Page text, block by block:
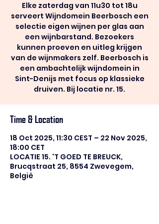
Elke zaterdag van 11u30 tot 18u
serveert Wijndomein Beerbosch een
selectie eigen wijnen per glas aan
een wijnbarstand. Bezoekers
kunnen proeven en uitleg krijgen
van de wijnmakers zelf. Beerbosch is
een ambachtelijk wijndomein in
Sint-Denijs met focus op klassieke
druiven. Bij locatie nr. 15.
Time & Location
18 Oct 2025, 11:30 CEST – 22 Nov 2025,
18:00 CET
LOCATIE 15. 'T GOED TE BREUCK,
Brucqstraat 25, 8554 Zwevegem,
België